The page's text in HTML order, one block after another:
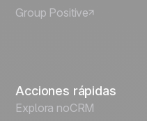
Deutsch
Group Positive
Acciones rápidas
Explora noCRM